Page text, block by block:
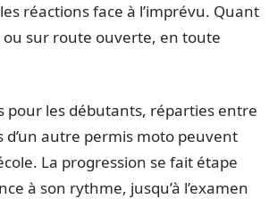
réactions face à l’imprévu. Quant
ou sur route ouverte, en toute
pour les débutants, réparties entre
autre permis moto peuvent
La progression se fait étape
à son rythme, jusqu’à l’examen